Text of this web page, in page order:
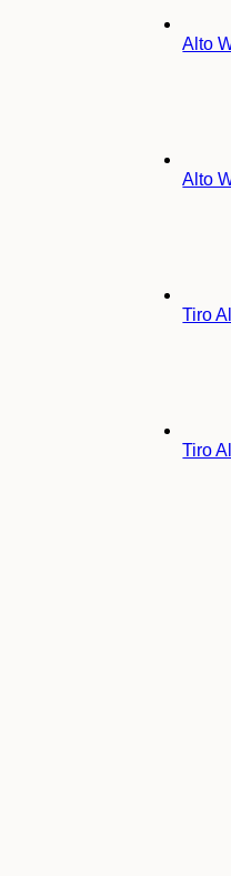
Alto
Alto
Tiro
Tiro